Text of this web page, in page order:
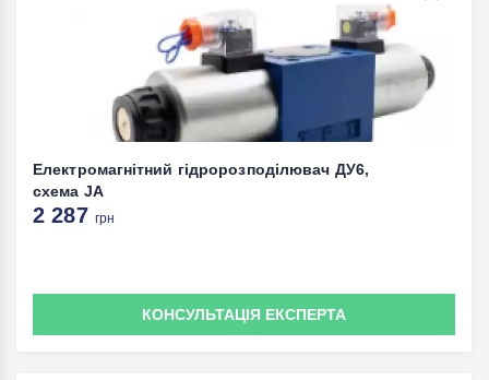
Електромагнітний гідророзподілювач ДУ6,
схема JА
2 287 грн
КОНСУЛЬТАЦІЯ ЕКСПЕРТА